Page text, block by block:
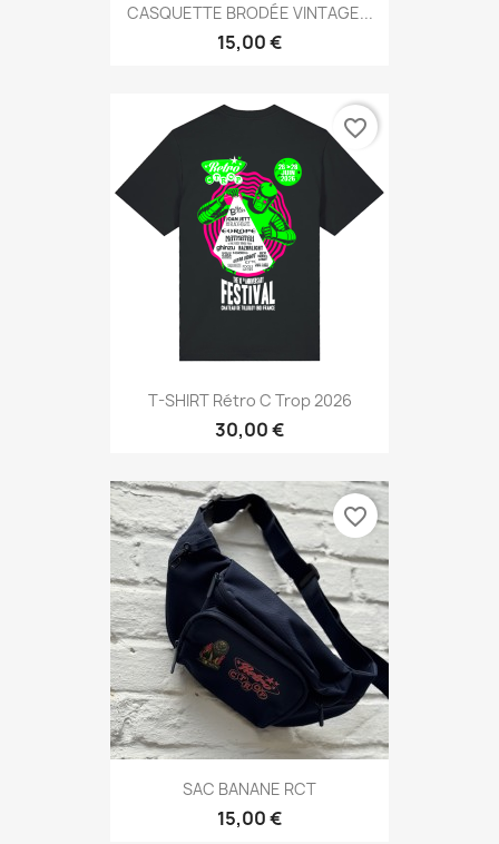
CASQUETTE BRODÉE VINTAGE...
15,00 €
T-SHIRT Rétro C Trop 2026
30,00 €
favorite_border
SAC BANANE RCT
15,00 €
favorite_border